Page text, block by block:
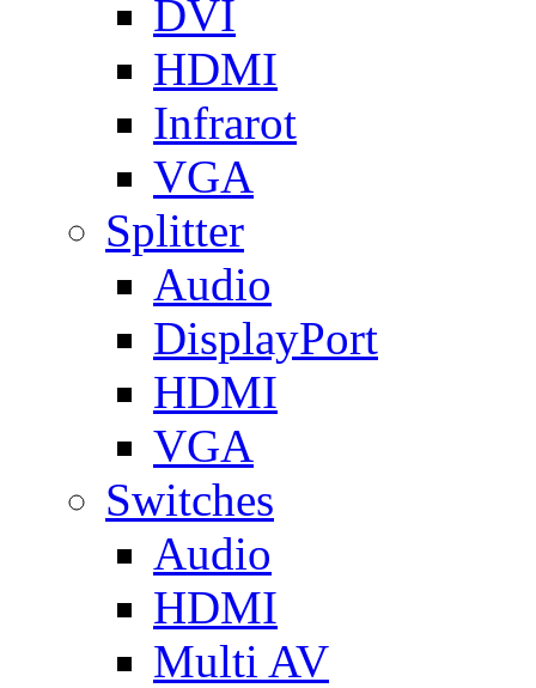
DVI
HDMI
Infrarot
VGA
Splitter
Audio
DisplayPort
HDMI
VGA
Switches
Audio
HDMI
Multi AV